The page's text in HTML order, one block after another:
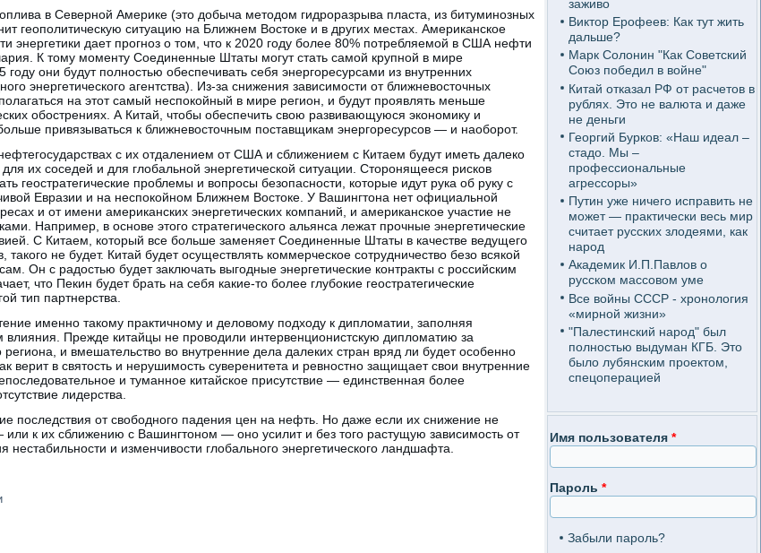
в Северной Америке (это добыча методом гидроразрыва пласта, из битуминозных
геополитическую ситуацию на Ближнем Востоке и в других местах. Американское
энергетики дает прогноз о том, что к 2020 году более 80% потребляемой в США нефти
К тому моменту Соединенные Штаты могут стать самой крупной в мире
они будут полностью обеспечивать себя энергоресурсами из внутренних
энергетического агентства). Из-за снижения зависимости от ближневосточных
на этот самый неспокойный в мире регион, и будут проявлять меньше
обострениях. А Китай, чтобы обеспечить свою развивающуюся экономику и
привязываться к ближневосточным поставщикам энергоресурсов — и наоборот.
с их отдалением от США и сближением с Китаем будут иметь далеко
их соседей и для глобальной энергетической ситуации. Сторонящееся рисков
геостратегические проблемы и вопросы безопасности, которые идут рука об руку с
Евразии и на неспокойном Ближнем Востоке. У Вашингтона нет официальной
и от имени американских энергетических компаний, и американское участие не
Например, в основе этого стратегического альянса лежат прочные энергетические
С Китаем, который все больше заменяет Соединенные Штаты в качестве ведущего
не будет. Китай будет осуществлять коммерческое сотрудничество безо всякой
Он с радостью будет заключать выгодные энергетические контракты с российским
что Пекин будет брать на себя какие-то более глубокие геостратегические
тип партнерства.
именно такому практичному и деловому подходу к дипломатии, заполняя
влияния. Прежде китайцы не проводили интервенционистскую дипломатию за
региона, и вмешательство во внутренние дела далеких стран вряд ли будет особенно
верит в святость и нерушимость суверенитета и ревностно защищает свои внутренние
и туманное китайское присутствие — единственная более
лидерства.
последствия от свободного падения цен на нефть. Но даже если их снижение не
к их сближению с Вашингтоном — оно усилит и без того растущую зависимость от
нестабильности и изменчивости глобального энергетического ландшафта.
заживо
Виктор Ерофеев: Как тут жить
дальше?
Марк Солонин "Как Советский
Союз победил в войне"
Китай отказал РФ от расчетов в
рублях. Это не валюта и даже
не деньги
Георгий Бурков: «Наш идеал –
стадо. Мы –
профессиональные
агрессоры»
Путин уже ничего исправить не
может — практически весь мир
считает русских злодеями, как
народ
Академик И.П.Павлов о
русском массовом уме
Все войны СССР - хронология
«мирной жизни»
"Палестинский народ" был
полностью выдуман КГБ. Это
было лубянским проектом,
спецоперацией
Имя пользователя *
Пароль *
Забыли пароль?